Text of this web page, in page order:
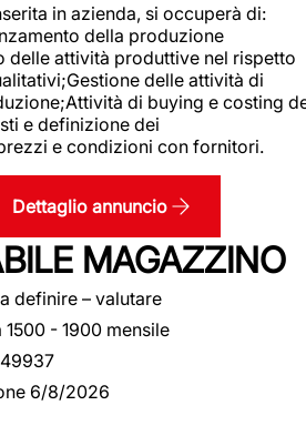
in azienda, si occuperà di:
della produzione
delle attività produttive nel rispetto
delle attività di
di buying e costing
e definizione dei
e condizioni con fornitori.
Dettaglio annuncio
MAGAZZINO
definire – valutare
1500 - 1900 mensile
6/8/2026